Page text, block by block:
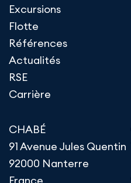
Excursions
Flotte
Références
Actualités
RSE
Carrière
CHABÉ
91 Avenue Jules Quentin
92000 Nanterre